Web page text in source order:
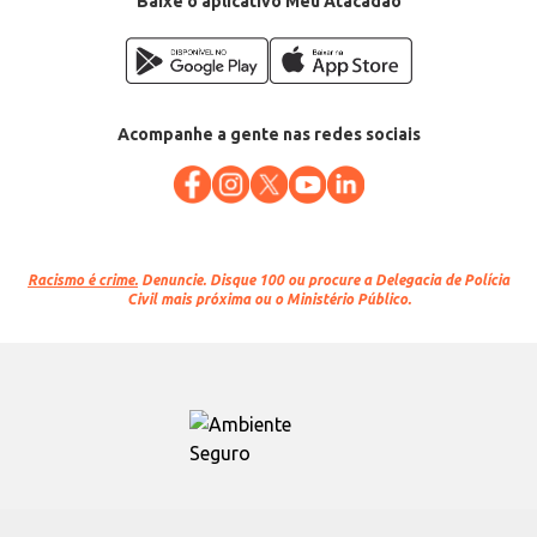
Acompanhe a gente nas redes sociais
Racismo é crime. Denuncie. Disque 100 ou procure a Delegacia de Polícia
Civil mais próxima ou o Ministério Público.